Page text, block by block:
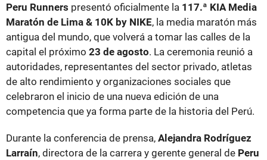
Peru Runners presentó oficialmente la 117.ª KIA Media
Maratón de Lima & 10K by NIKE, la media maratón más
antigua del mundo, que volverá a tomar las calles de la
capital el próximo 23 de agosto. La ceremonia reunió a
autoridades, representantes del sector privado, atletas
de alto rendimiento y organizaciones sociales que
celebraron el inicio de una nueva edición de una
competencia que ya forma parte de la historia del Perú.
Durante la conferencia de prensa, Alejandra Rodríguez
Larraín, directora de la carrera y gerente general de Peru